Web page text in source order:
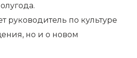
руководитель по культуре
но и о новом